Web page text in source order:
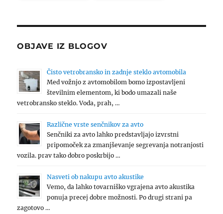
OBJAVE IZ BLOGOV
Čisto vetrobransko in zadnje steklo avtomobila
Med vožnjo z avtomobilom bomo izpostavljeni
številnim elementom, ki bodo umazali naše
vetrobransko steklo. Voda, prah, …
Različne vrste senčnikov za avto
Senčniki za avto lahko predstavljajo izvrstni
pripomoček za zmanjševanje segrevanja notranjosti
vozila. prav tako dobro poskrbijo …
Nasveti ob nakupu avto akustike
Vemo, da lahko tovarniško vgrajena avto akustika
ponuja precej dobre možnosti. Po drugi strani pa
zagotovo …